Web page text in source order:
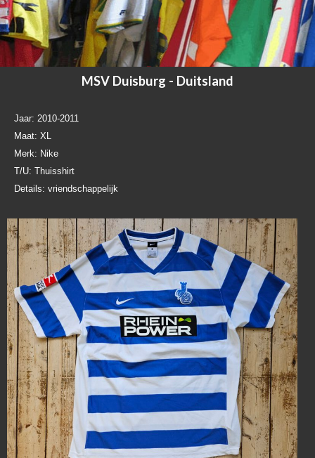
MSV Duisburg - Duitsland
Jaar: 2010-2011
Maat: XL
Merk: Nike
T/U: Thuisshirt
Details: vriendschappelijk